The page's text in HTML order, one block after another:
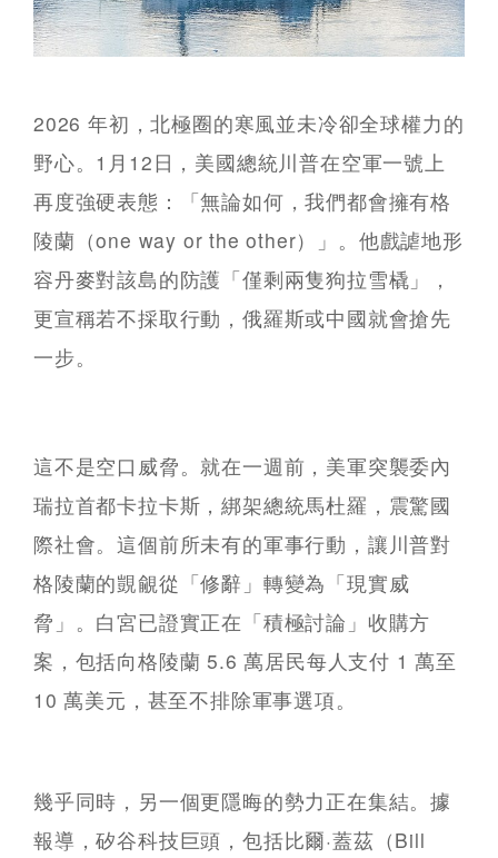
2026 年初，北極圈的寒風並未冷卻全球權力的
野心。1月12日，美國總統川普在空軍一號上
再度強硬表態：「無論如何，我們都會擁有格
陵蘭（one way or the other）」。他戲謔地形
容丹麥對該島的防護「僅剩兩隻狗拉雪橇」，
更宣稱若不採取行動，俄羅斯或中國就會搶先
一步。
這不是空口威脅。就在一週前，美軍突襲委內
瑞拉首都卡拉卡斯，綁架總統馬杜羅，震驚國
際社會。這個前所未有的軍事行動，讓川普對
格陵蘭的覬覦從「修辭」轉變為「現實威
脅」。白宮已證實正在「積極討論」收購方
案，包括向格陵蘭 5.6 萬居民每人支付 1 萬至
10 萬美元，甚至不排除軍事選項。
幾乎同時，另一個更隱晦的勢力正在集結。據
報導，矽谷科技巨頭，包括比爾·蓋茲（Bill